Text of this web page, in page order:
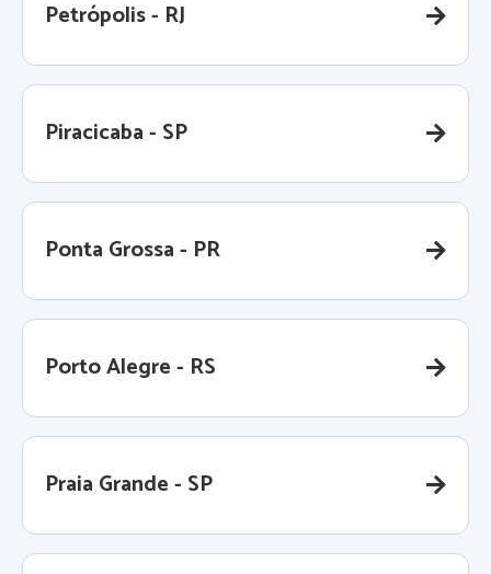
Petrópolis - RJ
Piracicaba - SP
Ponta Grossa - PR
Porto Alegre - RS
Praia Grande - SP